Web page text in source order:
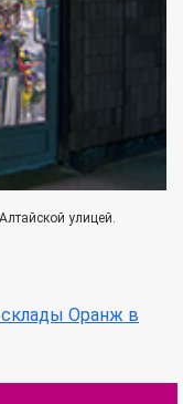
улицей.
Оранж в